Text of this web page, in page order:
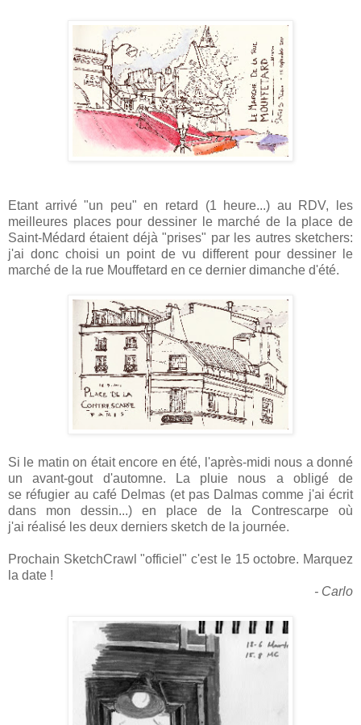
Etant arrivé "un peu" en retard (1 heure...) au RDV, les
meilleures places pour dessiner le marché de la place de
Saint-Médard étaient déjà "prises" par les autres sketchers:
j'ai donc choisi un point de vu different pour dessiner le
marché de la rue Mouffetard en ce dernier dimanche d'été.
Si le matin on était encore en été, l'après-midi nous a donné
un avant-gout d'automne. La pluie nous a obligé de
se réfugier au café Delmas (et pas Dalmas comme j'ai écrit
dans mon dessin...) en place de la Contrescarpe où
j'ai réalisé les deux derniers sketch de la journée.
Prochain SketchCrawl "officiel" c'est le 15 octobre. Marquez
la date !
- Carlo